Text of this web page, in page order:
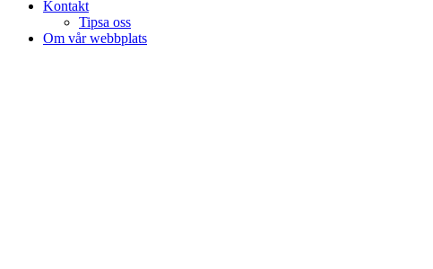
Kontakt
Tipsa oss
Om vår webbplats